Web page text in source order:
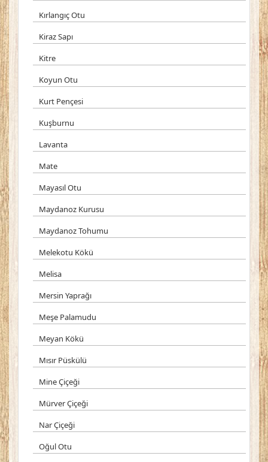
Kırlangıç Otu
Kiraz Sapı
Kitre
Koyun Otu
Kurt Pençesi
Kuşburnu
Lavanta
Mate
Mayasıl Otu
Maydanoz Kurusu
Maydanoz Tohumu
Melekotu Kökü
Melisa
Mersin Yaprağı
Meşe Palamudu
Meyan Kökü
Mısır Püskülü
Mine Çiçeği
Mürver Çiçeği
Nar Çiçeği
Oğul Otu